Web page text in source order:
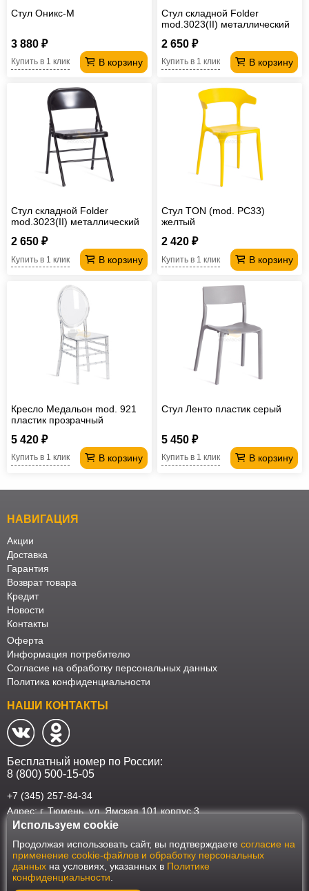
Стул Оникс-М
3 880 ₽
В корзину
Купить в 1 клик
Стул складной Folder
mod.3023(II) металлический
2 650 ₽
В корзину
Купить в 1 клик
Стул складной Folder
mod.3023(II) металлический
2 650 ₽
В корзину
Купить в 1 клик
Стул TON (mod. PC33)
желтый
2 420 ₽
В корзину
Купить в 1 клик
Кресло Медальон mod. 921
пластик прозрачный
5 420 ₽
В корзину
Купить в 1 клик
Стул Ленто пластик серый
5 450 ₽
В корзину
Купить в 1 клик
НАВИГАЦИЯ
Акции
Доставка
Гарантия
Возврат товара
Кредит
Новости
Контакты
Оферта
Информация потребителю
Согласие на обработку персональных данных
Политика конфиденциальности
НАШИ КОНТАКТЫ
Бесплатный номер по России:
8 (800) 500-15-05
+7 (345) 257-84-34
Адрес: г. Тюмень, ул. Ямская 101 корпус 3
Наш интернет-магазин работает в соответствии с требованиями
Федерального закона от 27 июля 2006 года №152-ФЗ "О персональных
данных". Оформить заказ на сайте Мебеласка возможно только при
наличии согласия на обработку Ваших персональных данных. Для
улучшения работы сайта и его взаимодействия с пользователями мы
используем файлы cookie. Продолжая пользоваться сайтом, вы
Используем cookie
Продолжая использовать сайт, вы подтверждаете согласие на
применение cookie-файлов и обработку персональных
данных на условиях, указанных в Политике
конфиденциальности